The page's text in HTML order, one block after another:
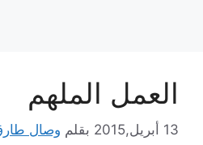
العمل الملهم
13 أبريل,2015 بقلم وصال